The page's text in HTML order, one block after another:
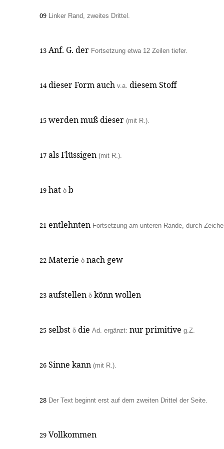
09 Linker Rand, zweites Drittel.
13 Anf. G. der Fortsetzung etwa 12 Zeilen tiefer.
14 dieser Form auch v.a. diesem Stoff
15 werden muß dieser (mit R.).
17 als Flüssigen (mit R.).
19 hat δ b
21 entlehnten Fortsetzung am unteren Rande, durch
22 Materie δ nach gew
23 aufstellen δ könn wollen
25 selbst δ die Ad. ergänzt: nur primitive g.Z.
26 Sinne kann (mit R.).
28 Der Text beginnt erst auf dem zweiten Drittel der Seite.
29 Vollkommen